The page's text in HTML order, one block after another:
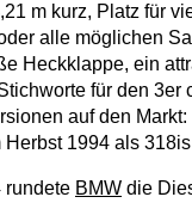
m kurz, Platz für
alle möglichen
Heckklappe, ein
für den 3er
auf den
1994 als
rundete BMW die